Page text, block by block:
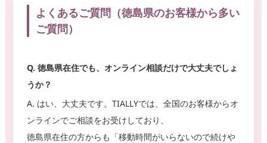
よくあるご質問（徳島県のお客様から多い
ご質問）
Q. 徳島県在住でも、オンライン相談だけで大丈夫でしょ
うか？
A. はい、大丈夫です。TIALLYでは、全国のお客様からオ
ンラインでご相談をお受けしており、
徳島県在住の方からも「移動時間がいらないので続けや